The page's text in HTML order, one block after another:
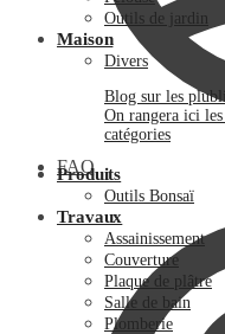
FAQ
Outils de jardin
Maison
Divers
Blog sur les
On rangera ici les
catégories
Produits
Outils Bonsaï
Travaux
Assainissement
Couverture
Plaque de plâtre
Salle de bain
Plomberie